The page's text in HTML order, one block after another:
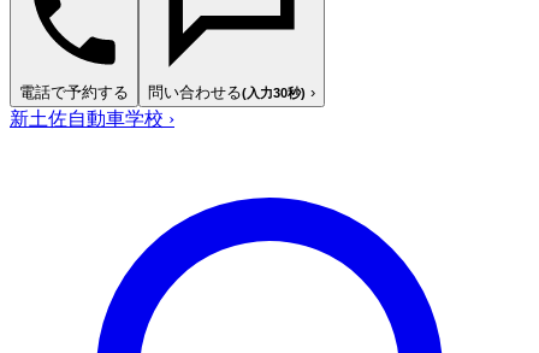
電話で予約する 問い合わせる(入力30秒) ›
新土佐自動車学校 ›